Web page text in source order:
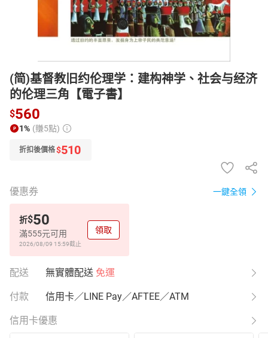
(简)基督教旧约伦理学：建构神学、社会与经济
的伦理三角【電子書】
$560
1% (賺5點)
折扣後價格$510
優惠券 一鍵全領
折$50
滿555元可用
2026/08/09 15:59截止
領取
配送 無實體配送 免運
付款 信用卡／LINE Pay／AFTEE／ATM
信用卡優惠